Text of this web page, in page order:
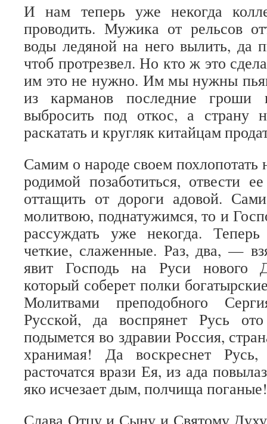
И нам теперь уже некогда
проводить. Мужика от рельсов
воды ледяной на него вылить, да
чтоб протрезвел. Но кто ж это
им это не нужно. Им мы нужны
из карманов последние гроши
выбросить под откос, а страну
раскатать и кругляк китайцам
Самим о народе своем
родимой позаботиться, отвести
оттащить от дороги адовой.
молитвою, поднатужимся, то и
рассуждать уже некогда.
четкие, слаженные. Раз, два, —
явит Господь на Руси нового
который соберет полки
Молитвами преподобного
Русской, да воспрянет Русь
подымется во здравии Россия,
хранимая! Да воскреснет
расточатся врази Ея, из ада
яко исчезает дым, полчища поганые!
Слава Отцу и Сыну и Святому